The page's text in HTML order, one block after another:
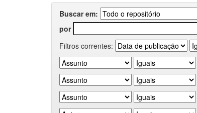
Buscar em:
por
Filtros correntes: